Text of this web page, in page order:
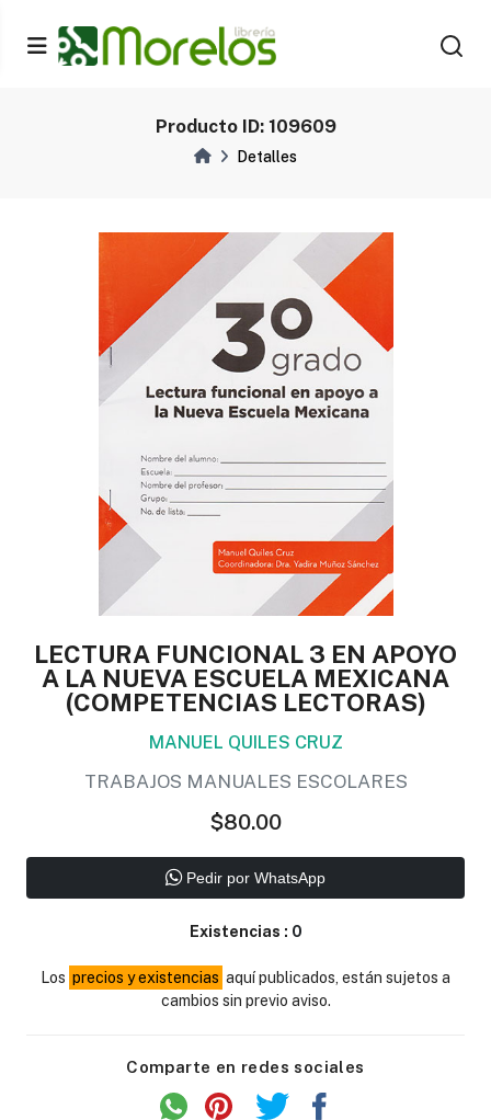
Producto ID: 109609
Detalles
LECTURA FUNCIONAL 3 EN APOYO
A LA NUEVA ESCUELA MEXICANA
(COMPETENCIAS LECTORAS)
MANUEL QUILES CRUZ
TRABAJOS MANUALES ESCOLARES
$80.00
Pedir por WhatsApp
Existencias : 0
Los precios y existencias aquí publicados, están sujetos a
cambios sin previo aviso.
Comparte en redes sociales